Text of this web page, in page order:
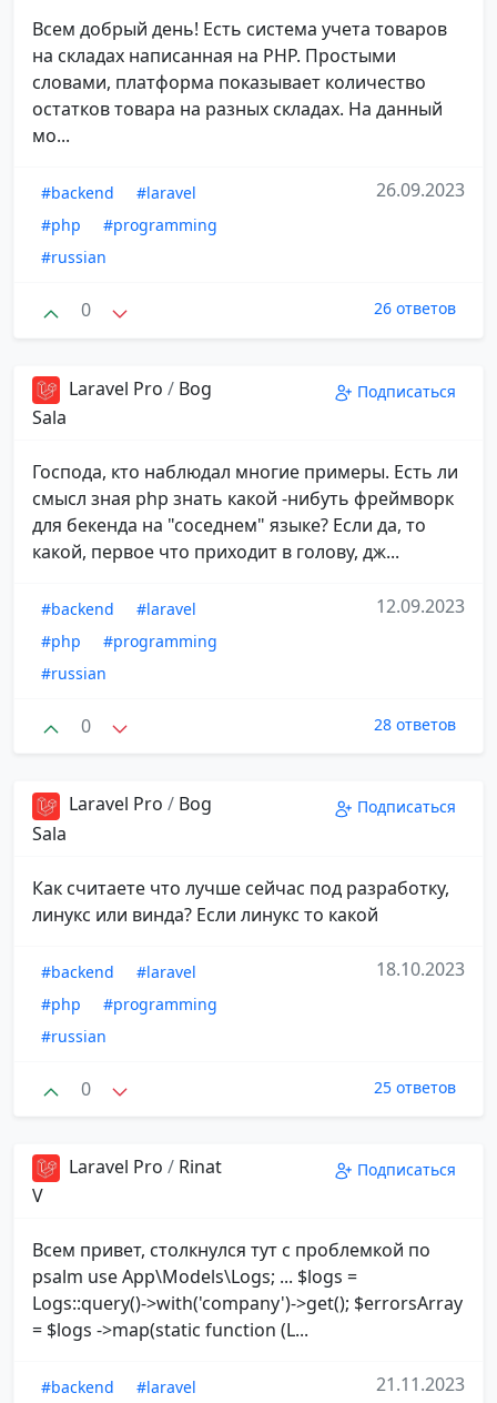
Всем добрый день! Есть система учета товаров
на складах написанная на PHP. Простыми
словами, платформа показывает количество
остатков товара на разных складах. На данный
мо...
#backend
#laravel
#php
#programming
#russian
26.09.2023
0 26 ответов
Laravel Pro / Bog
Sala
Подписаться
Господа, кто наблюдал многие примеры. Есть ли
смысл зная php знать какой -нибуть фреймворк
для бекенда на "соседнем" языке? Если да, то
какой, первое что приходит в голову, дж...
#backend
#laravel
#php
#programming
#russian
12.09.2023
0 28 ответов
Laravel Pro / Bog
Sala
Подписаться
Как считаете что лучше сейчас под разработку,
линукс или винда? Если линукс то какой
#backend
#laravel
#php
#programming
#russian
18.10.2023
0 25 ответов
Laravel Pro / Rinat
V
Подписаться
Всем привет, столкнулся тут с проблемкой по
psalm use App\Models\Logs; ... $logs =
Logs::query()->with('company')->get(); $errorsArray
= $logs ->map(static function (L...
#backend
#laravel
21.11.2023